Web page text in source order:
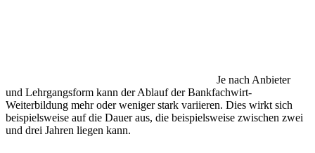
Je nach Anbieter
und Lehrgangsform kann der Ablauf der Bankfachwirt-
Weiterbildung mehr oder weniger stark variieren. Dies wirkt sich
beispielsweise auf die Dauer aus, die beispielsweise zwischen zwei
und drei Jahren liegen kann.